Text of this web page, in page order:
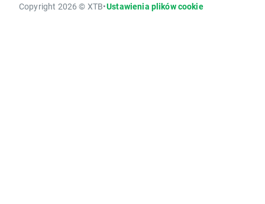
Copyright 2026 © XTB•Ustawienia plików cookie